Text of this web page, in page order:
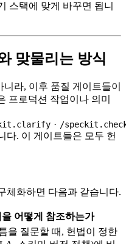
스택에 맞게 바꾸면 됩니
맞물리는 방식
라, 이후 품질 게이트들이
프로덕션 작업이나 의미
· /
다. 이 게이트들은 모두 헌
체화하면 다음과 같습니다.
을 어떻게 참조하는가
을 질문할 때, 헌법이 정한